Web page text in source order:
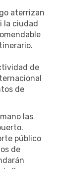
aterrizan
la ciudad
de
de
las
público
de